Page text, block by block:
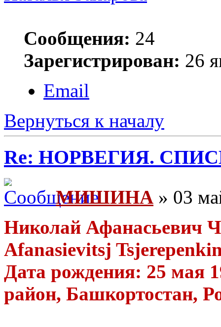
Сообщения: 24
Зарегистрирован: 26
Email
Вернуться к началу
Re: НОРВЕГИЯ.
МИШИНА » 03
Николай Афанасьевич
Afanasievitsj
Дата рождения: 25 мая
район, Башкортостан,